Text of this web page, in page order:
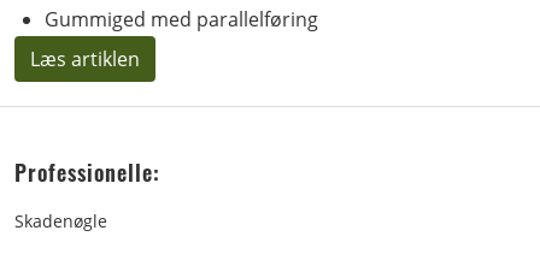
Gummiged med parallelføring
Læs artiklen
Professionelle:
Skadenøgle